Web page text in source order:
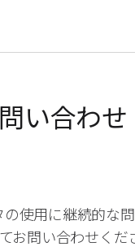
い合わせ
使用に継続的な
お問い合わせくだ